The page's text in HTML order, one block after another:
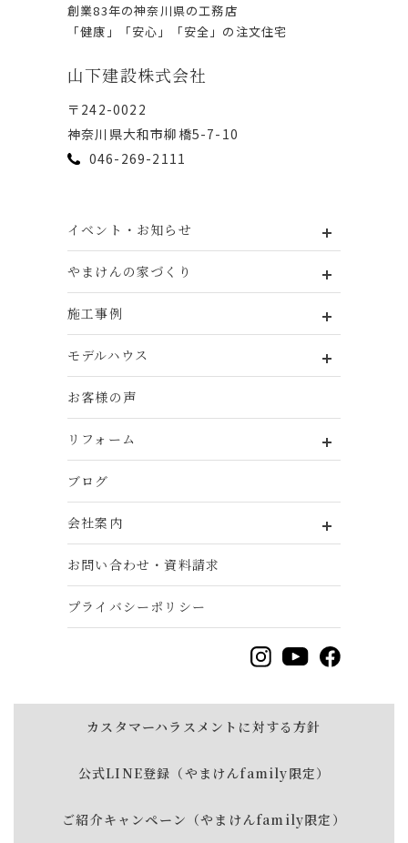
創業83年の神奈川県の⼯務店
「健康」「安⼼」「安全」の注⽂住宅
⼭下建設株式会社
〒242-0022
神奈川県⼤和市柳橋5-7-10
046-269-2111
イベント・お知らせ
やまけんの家づくり
施工事例
モデルハウス
お客様の声
リフォーム
ブログ
会社案内
お問い合わせ・資料請求
プライバシーポリシー
カスタマーハラスメントに対する方針
公式LINE登録（やまけんfamily限定）
ご紹介キャンペーン（やまけんfamily限定）